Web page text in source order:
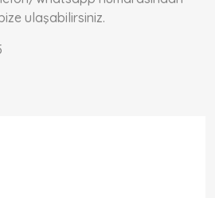
ulaşabilirsiniz.